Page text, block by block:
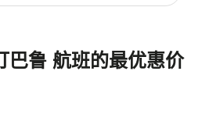
鲁 航班的最优惠价